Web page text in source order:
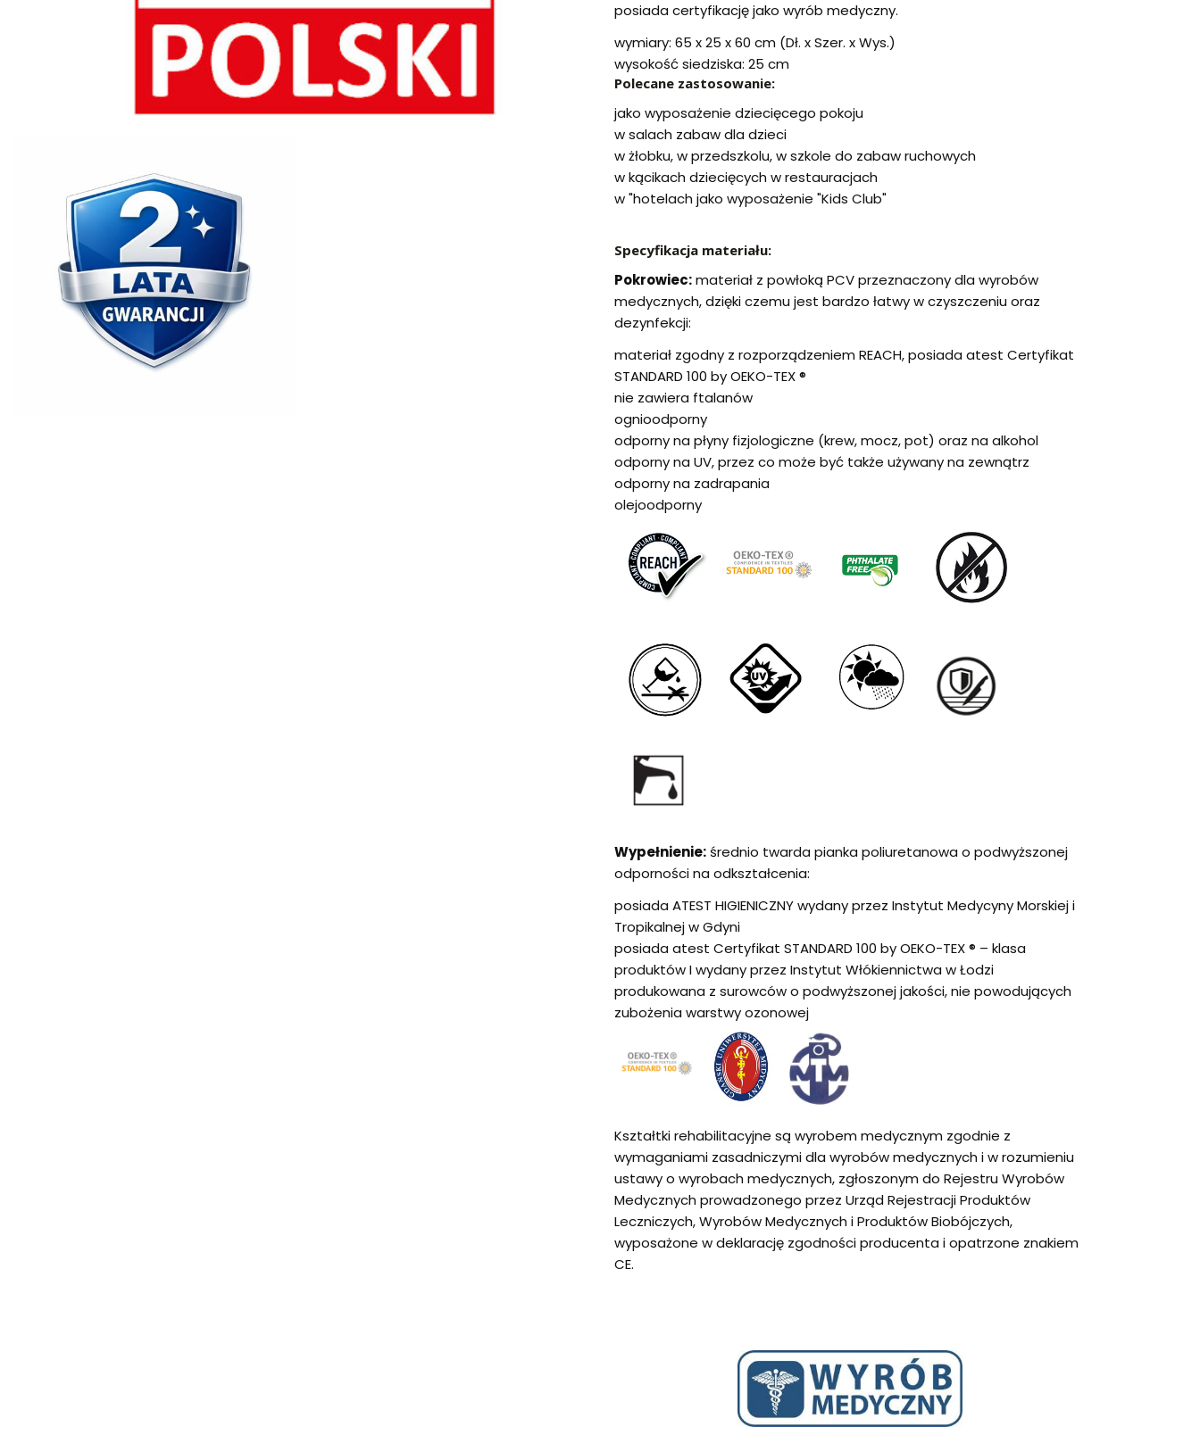
posiada certyfikację jako wyrób medyczny.
wymiary: 65 x 25 x 60 cm (Dł. x Szer. x Wys.)
wysokość siedziska: 25 cm
Polecane zastosowanie:
jako wyposażenie dziecięcego pokoju
w salach zabaw dla dzieci
w żłobku, w przedszkolu, w szkole do zabaw ruchowych
w kącikach dziecięcych w restauracjach
w "hotelach jako wyposażenie "Kids Club"
Specyfikacja materiału:
Pokrowiec:materiał z powłoką PCV przeznaczony dla wyrobów
medycznych, dzięki czemu jest bardzo łatwy w czyszczeniu oraz
dezynfekcji:
materiał zgodny z rozporządzeniem REACH, posiada atest Certyfikat
STANDARD 100 by OEKO-TEX ®
nie zawiera ftalanów
ognioodporny
odporny na płyny fizjologiczne (krew, mocz, pot) oraz na alkohol
odporny na UV, przez co może być także używany na zewnątrz
odporny na zadrapania
olejoodporny
Wypełnienie:średnio twarda pianka poliuretanowa o podwyższonej
odporności na odkształcenia:
posiada ATEST HIGIENICZNY wydany przez Instytut Medycyny Morskiej i
Tropikalnej w Gdyni
posiada atest Certyfikat STANDARD 100 by OEKO-TEX ® – klasa
produktów I wydany przez Instytut Włókiennictwa w Łodzi
produkowana z surowców o podwyższonej jakości, nie powodujących
zubożenia warstwy ozonowej
Kształtki rehabilitacyjne są wyrobem medycznym zgodnie z
wymaganiami zasadniczymi dla wyrobów medycznych i w rozumieniu
ustawy o wyrobach medycznych, zgłoszonym do Rejestru Wyrobów
Medycznych prowadzonego przez Urząd Rejestracji Produktów
Leczniczych, Wyrobów Medycznych i Produktów Biobójczych,
wyposażone w deklarację zgodności producenta i opatrzone znakiem
CE.